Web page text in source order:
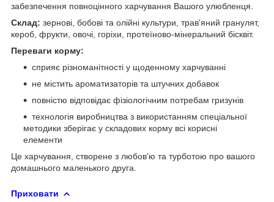
забезпечення повноцінного харчування Вашого улюбленця.
Склад: зернові, бобові та олійні культури, трав'яний гранулят,
кероб, фрукти, овочі, горіхи, протеїново-мінеральний бісквіт.
Переваги корму:
сприяє різноманітності у щоденному харчуванні
не містить ароматизаторів та штучних добавок
повністю відповідає фізіологічним потребам гризунів
технологія виробництва з використанням спеціальної
методики зберігає у складових корму всі корисні
елементи
Це харчування, створене з любов'ю та турботою про вашого
домашнього маленького друга.
Приховати